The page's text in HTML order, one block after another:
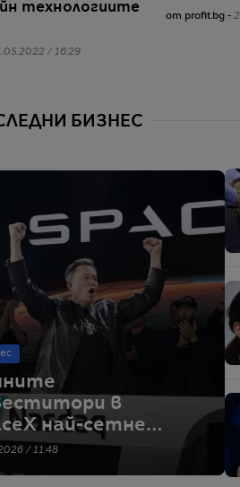
технологиите
/ 16:29
от profit.bg -
БИЗНЕС
в
най-сетне
да продават
си.
/ 11:48